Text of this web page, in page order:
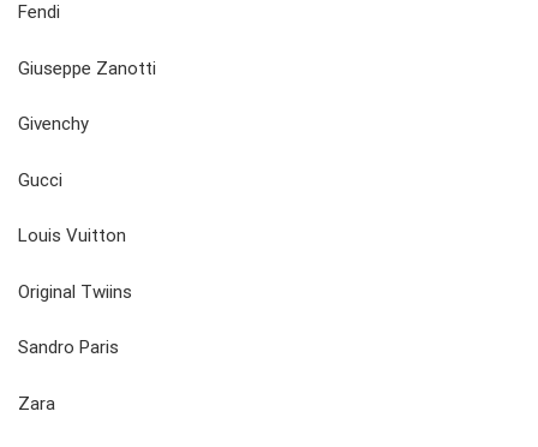
Fendi
Giuseppe Zanotti
Givenchy
Gucci
Louis Vuitton
Original Twiins
Sandro Paris
Zara